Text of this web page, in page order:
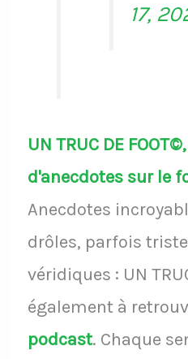
17,
UN TRUC DE
d'anecdotes sur le
Anecdotes
drôles, parfois
véridiques : UN
également à
podcast. Chaque